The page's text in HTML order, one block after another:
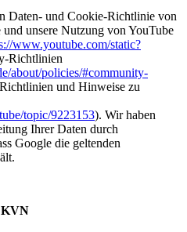
Daten- und Cookie-Richtlinie von
unsere Nutzung von YouTube
www.youtube.com/static?
Richtlinien
about/policies/#community-
und Hinweise zu
topic/9223153). Wir haben
Ihrer Daten durch
Google die geltenden
KVN